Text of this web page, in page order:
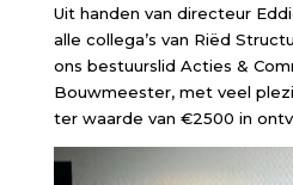
Uit handen van directeur
alle collega’s van Riëd
ons bestuurslid Acties &
Bouwmeester, met veel
ter waarde van €2500 in